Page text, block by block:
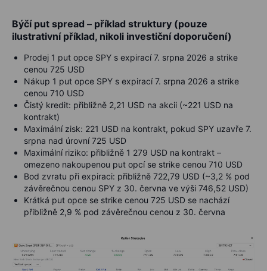
Býčí put spread – příklad struktury (pouze
ilustrativní příklad, nikoli investiční doporučení)
Prodej 1 put opce SPY s expirací 7. srpna 2026 a strike
cenou 725 USD
Nákup 1 put opce SPY s expirací 7. srpna 2026 a strike
cenou 710 USD
Čistý kredit: přibližně 2,21 USD na akcii (~221 USD na
kontrakt)
Maximální zisk: 221 USD na kontrakt, pokud SPY uzavře 7.
srpna nad úrovní725 USD
Maximální riziko: přibližně 1 279 USD na kontrakt –
omezeno nakoupenou put opcí se strike cenou 710 USD
Bod zvratu při expiraci: přibližně 722,79 USD (~3,2 % pod
závěrečnou cenou SPY z 30. června ve výši 746,52 USD)
Krátká put opce se strike cenou 725 USD se nachází
přibližně 2,9 % pod závěrečnou cenou z 30. června